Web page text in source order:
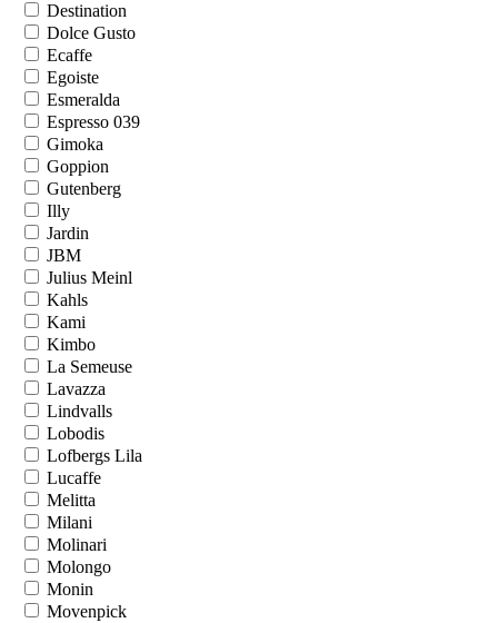
Destination
Dolce Gusto
Ecaffe
Egoiste
Esmeralda
Espresso 039
Gimoka
Goppion
Gutenberg
Illy
Jardin
JBM
Julius Meinl
Kahls
Kami
Kimbo
La Semeuse
Lavazza
Lindvalls
Lobodis
Lofbergs Lila
Lucaffe
Melitta
Milani
Molinari
Molongo
Monin
Movenpick